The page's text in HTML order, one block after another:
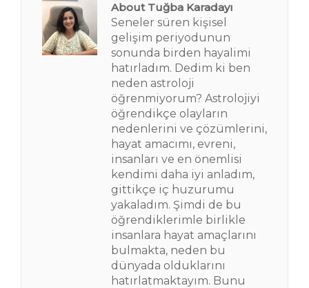
About Tuğba Karadayı
Seneler süren kişisel
gelişim periyodunun
sonunda birden hayalimi
hatırladım. Dedim ki ben
neden astroloji
öğrenmiyorum? Astrolojiyi
öğrendikçe olayların
nedenlerini ve çözümlerini,
hayat amacımı, evreni,
insanları ve en önemlisi
kendimi daha iyi anladım,
gittikçe iç huzurumu
yakaladım. Şimdi de bu
öğrendiklerimle birlikle
insanlara hayat amaçlarını
bulmakta, neden bu
dünyada olduklarını
hatırlatmaktayım. Bunu